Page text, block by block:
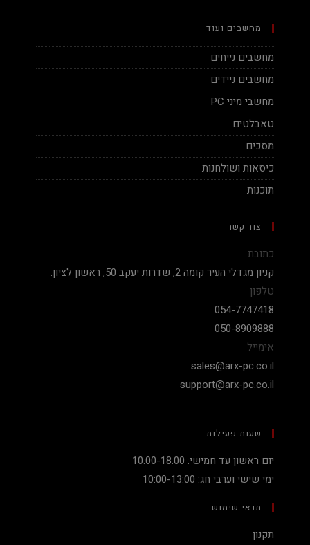
מחשבים ועוד
מחשבים נייחים
מחשבים ניידים
מחשבי מיני PC
טאבלטים
מסכים
כיסאות ושולחנות
תוכנות
צור קשר
כתובת
קניון מגדלי העיר קומה 2, שדרות יעקב 50, ראשון לציון.
טלפון
054-7747418
050-8909888
אימייל
sales@arx-pc.co.il
support@arx-pc.co.il
שעות פעילות
יום ראשון עד חמישי: 10:00-18:00
ימי שישי וערבי חג: 10:00-13:00
תנאי שימוש
תקנון